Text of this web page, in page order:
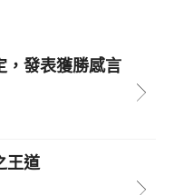
，發表獲勝感言
王道